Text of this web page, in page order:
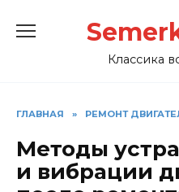
Классика
ГЛАВНАЯ » РЕМОНТ
Методы
и вибрации